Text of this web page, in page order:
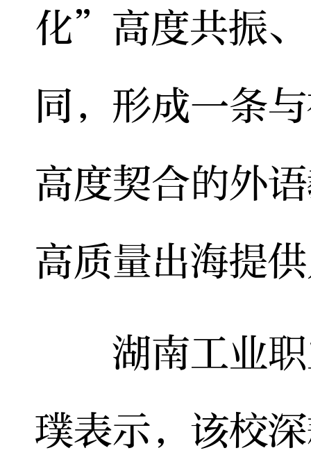
化”高度共振
同，形成一条
高度契合的外
高质量出海提
湖南工业职
璞表示，该校